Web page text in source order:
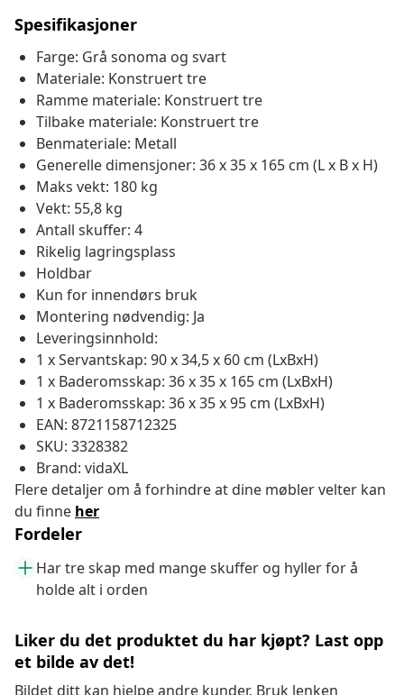
Spesifikasjoner
Farge: Grå sonoma og svart
Materiale: Konstruert tre
Ramme materiale: Konstruert tre
Tilbake materiale: Konstruert tre
Benmateriale: Metall
Generelle dimensjoner: 36 x 35 x 165 cm (L x B x H)
Maks vekt: 180 kg
Vekt: 55,8 kg
Antall skuffer: 4
Rikelig lagringsplass
Holdbar
Kun for innendørs bruk
Montering nødvendig: Ja
Leveringsinnhold:
1 x Servantskap: 90 x 34,5 x 60 cm (LxBxH)
1 x Baderomsskap: 36 x 35 x 165 cm (LxBxH)
1 x Baderomsskap: 36 x 35 x 95 cm (LxBxH)
EAN: 8721158712325
SKU: 3328382
Brand: vidaXL
Flere detaljer om å forhindre at dine møbler velter kan
du finne her
Fordeler
Har tre skap med mange skuffer og hyller for å
holde alt i orden
Liker du det produktet du har kjøpt? Last opp
et bilde av det!
Bildet ditt kan hjelpe andre kunder. Bruk lenken